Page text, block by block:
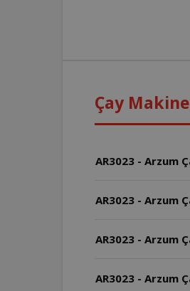
Çay
AR3023 - Arzum
AR3023 - Arzum
AR3023 - Arzum
AR3023 - Arzum